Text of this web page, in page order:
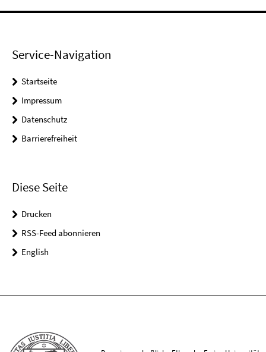
Service-Navigation
Startseite
Impressum
Datenschutz
Barrierefreiheit
Diese Seite
Drucken
RSS-Feed abonnieren
English